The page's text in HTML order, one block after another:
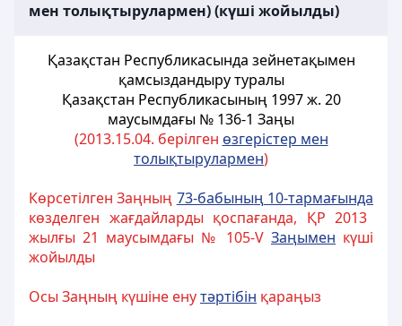
мен толықтырулармен) (күші жойылды)
Қазақстан Республикасында зейнетақымен
қамсыздандыру туралы
Қазақстан Республикасының 1997 ж. 20
маусымдағы № 136-1 Заңы
(2013.15.04. берілген өзгерістер мен
толықтырулармен)
Көрсетілген Заңның 73-бабының 10-тармағында
көзделген жағдайларды қоспағанда, ҚР 2013
жылғы 21 маусымдағы № 105-V Заңымен күші
жойылды
Осы Заңның күшіне енутәртібін қараңыз